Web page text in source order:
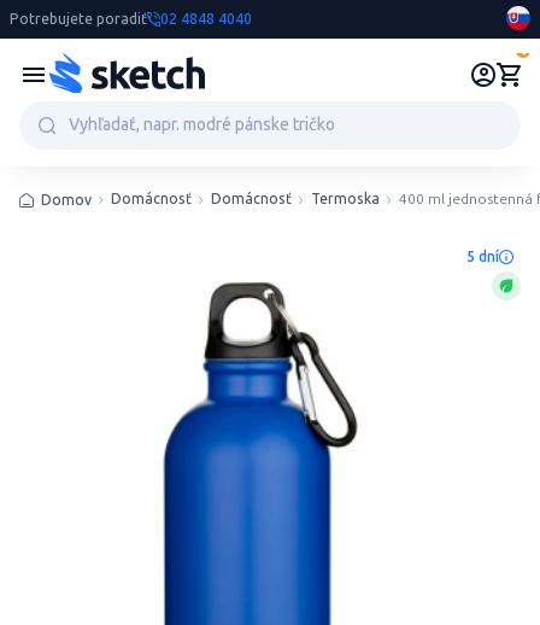
Potrebujete poradiť 02 4848 4040
Domov Domácnosť Domácnosť Termoska 400 ml jednostenná
5 dní